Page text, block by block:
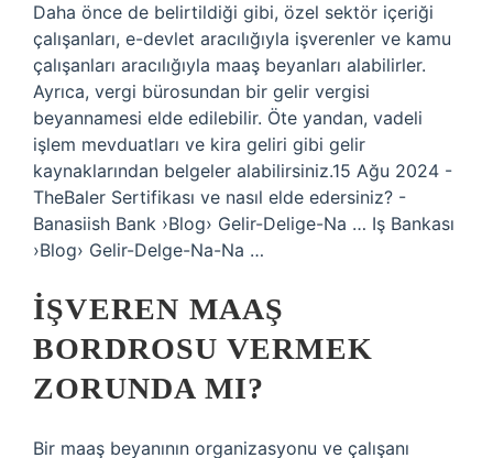
Daha önce de belirtildiği gibi, özel sektör içeriği
çalışanları, e-devlet aracılığıyla işverenler ve kamu
çalışanları aracılığıyla maaş beyanları alabilirler.
Ayrıca, vergi bürosundan bir gelir vergisi
beyannamesi elde edilebilir. Öte yandan, vadeli
işlem mevduatları ve kira geliri gibi gelir
kaynaklarından belgeler alabilirsiniz.15 Ağu 2024 -
TheBaler Sertifikası ve nasıl elde edersiniz? -
Banasiish Bank ›Blog› Gelir-Delige-Na … Iş Bankası
›Blog› Gelir-Delge-Na-Na …
İŞVEREN MAAŞ
BORDROSU VERMEK
ZORUNDA MI?
Bir maaş beyanının organizasyonu ve çalışanı